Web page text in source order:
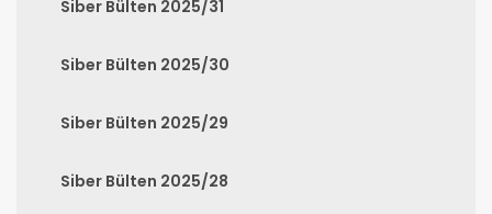
Siber Bülten 2025/31
Siber Bülten 2025/30
Siber Bülten 2025/29
Siber Bülten 2025/28